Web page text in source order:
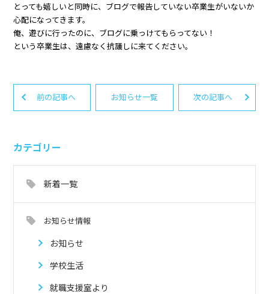
とっても嬉しいと同時に、ブログで報告していない卒業生がいないか
心配になってきます。
俺、遊びに行ったのに、ブログに乗っけてもらってない！
という卒業生は、遠慮なく抗議しに来てください。
前の記事へ お知らせ一覧 次の記事へ
カテゴリー
新着一覧
お知らせ情報
お知らせ
学校生活
就職支援室より